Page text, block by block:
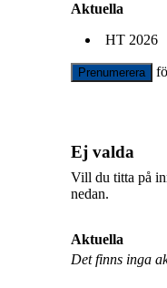
Aktuella
HT 2026
Prenumerera
Ej valda
Vill du titta på
nedan.
Aktuella
Det finns inga